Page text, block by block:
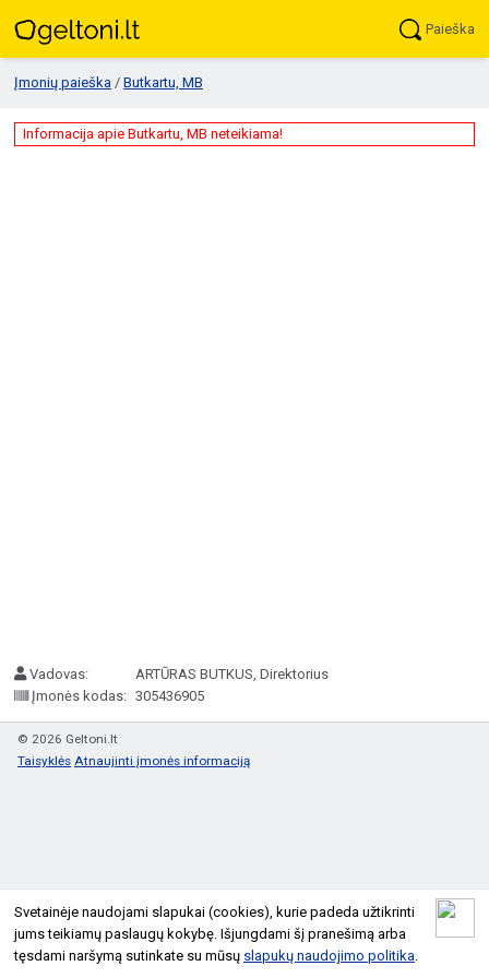
Svetainėje naudojami slapukai (cookies), kurie padeda užtikrinti
jums teikiamų paslaugų kokybę. Išjungdami šį pranešimą arba
tęsdami naršymą sutinkate su mūsų slapukų naudojimo politika
Paieška
Įmonių paieška / Butkartu, MB
Informacija apie Butkartu, MB neteikiama!
Vadovas:
ARTŪRAS BUTKUS, Direktorius
Įmonės kodas: 305436905
© 2026 Geltoni.lt
Taisyklės Atnaujinti įmonės informaciją